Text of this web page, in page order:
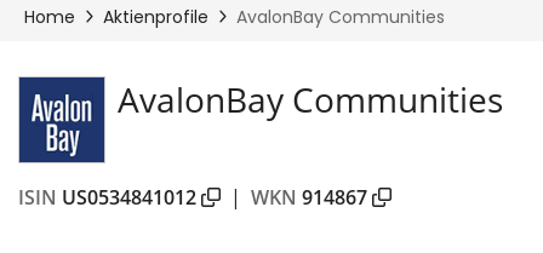
AvalonBay Communities
ISIN US0534841012 | WKN 914867